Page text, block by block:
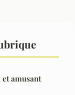
amusant